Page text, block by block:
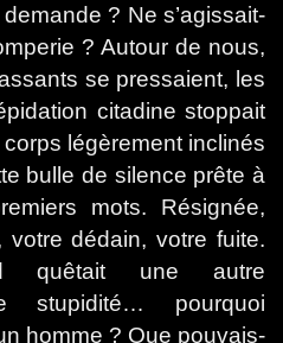
? Ne s’agissait-
? Autour de nous,
se pressaient, les
citadine stoppait
légèrement inclinés
bulle de silence prête à
mots. Résignée,
votre dédain, votre fuite.
quêtait une autre
stupidité… pourquoi
homme ? Que pouvais-